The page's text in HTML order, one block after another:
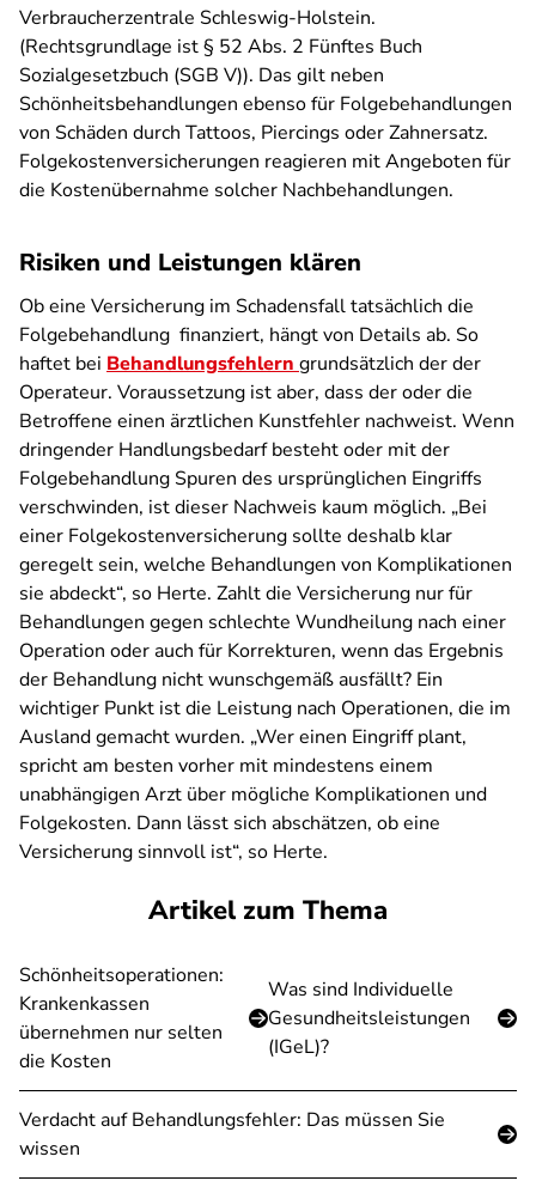
Verbraucherzentrale Schleswig-Holstein.
(Rechtsgrundlage ist § 52 Abs. 2 Fünftes Buch
Sozialgesetzbuch (SGB V)). Das gilt neben
Schönheitsbehandlungen ebenso für Folgebehandlungen
von Schäden durch Tattoos, Piercings oder Zahnersatz.
Folgekostenversicherungen reagieren mit Angeboten für
die Kostenübernahme solcher Nachbehandlungen.
Risiken und Leistungen klären
Ob eine Versicherung im Schadensfall tatsächlich die
Folgebehandlung finanziert, hängt von Details ab. So
haftet bei Behandlungsfehlern grundsätzlich der der
Operateur. Voraussetzung ist aber, dass der oder die
Betroffene einen ärztlichen Kunstfehler nachweist. Wenn
dringender Handlungsbedarf besteht oder mit der
Folgebehandlung Spuren des ursprünglichen Eingriffs
verschwinden, ist dieser Nachweis kaum möglich. „Bei
einer Folgekostenversicherung sollte deshalb klar
geregelt sein, welche Behandlungen von Komplikationen
sie abdeckt“, so Herte. Zahlt die Versicherung nur für
Behandlungen gegen schlechte Wundheilung nach einer
Operation oder auch für Korrekturen, wenn das Ergebnis
der Behandlung nicht wunschgemäß ausfällt? Ein
wichtiger Punkt ist die Leistung nach Operationen, die im
Ausland gemacht wurden. „Wer einen Eingriff plant,
spricht am besten vorher mit mindestens einem
unabhängigen Arzt über mögliche Komplikationen und
Folgekosten. Dann lässt sich abschätzen, ob eine
Versicherung sinnvoll ist“, so Herte.
Artikel zum Thema
Schönheitsoperationen:
Krankenkassen
übernehmen nur selten
die Kosten
Was sind Individuelle
Gesundheitsleistungen
(IGeL)?
Verdacht auf Behandlungsfehler: Das müssen Sie
wissen